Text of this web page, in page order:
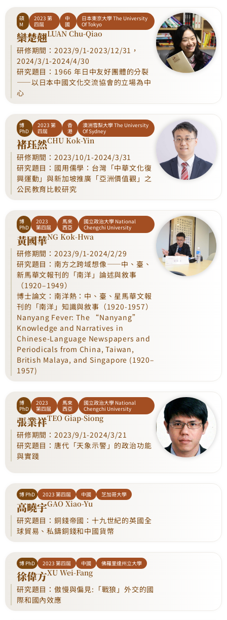
碩
M
2023 第
四屆
中
國
日本東京大學 The University
Of Tokyo
欒楚翹LUAN Chu-Qiao
研修期間：2023/9/1-2023/12/31，
2024/3/1-2024/4/30
研究題目：1966 年日中友好團體的分裂
——以日本中國文化交流協會的立場為中
心
博
PhD
2023 第
四屆
香
港
澳洲雪梨大學 The University
Of Sydney
褚珏然CHU Kok-Yin
研修期間：2023/10/1-2024/3/31
研究題目：國用儒學：台灣「中華文化復
興運動」與新加坡推廣「亞洲價值觀」之
公民教育比較研究
博
PhD
2023
第四屆
馬來
西亞
國立政治大學 National
Chengchi University
黃國華NG Kok-Hwa
研修期間：2023/9/1-2024/2/29
研究題目：南方之跨域想像——中、臺、
新馬華文報刊的「南洋」論述與敘事
（1920–1949）
博士論文：南洋熱：中、臺、星馬華文報
刊的「南洋」知識與敘事（1920-1957）
Nanyang Fever: The “Nanyang”
Knowledge and Narratives in
Chinese-Language Newspapers and
Periodicals from China, Taiwan,
British Malaya, and Singapore (1920–
1957)
博
PhD
2023
第四屆
馬來
西亞
國立政治大學 National
Chengchi University
張業祥TEO Giap-Siong
研修期間：2023/9/1-2024/3/21
研究題目：唐代「天象示警」的政治功能
與實踐
博 PhD 2023 第四屆 中國 芝加哥大學
高曉宇GAO Xiao-Yu
研究題目：銅錢帝國：十九世紀的英國全
球貿易、私鑄銅錢和中國貨幣
博 PhD 2023 第四屆 中國 佛羅里達州立大學
徐偉方XU Wei-Fang
研究題目：傲慢與偏見:「戰狼」外交的國
際和國內效應